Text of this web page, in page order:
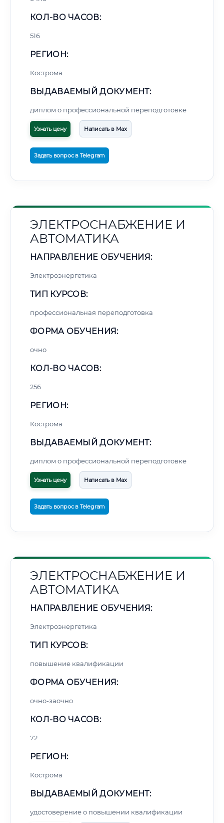
КОЛ-ВО ЧАСОВ:
516
РЕГИОН:
Кострома
ВЫДАВАЕМЫЙ ДОКУМЕНТ:
диплом о профессиональной переподготовке
Узнать цену Написать в Max
Задать вопрос в Telegram
ЭЛЕКТРОСНАБЖЕНИЕ И
АВТОМАТИКА
НАПРАВЛЕНИЕ ОБУЧЕНИЯ:
Электроэнергетика
ТИП КУРСОВ:
профессиональная переподготовка
ФОРМА ОБУЧЕНИЯ:
очно
КОЛ-ВО ЧАСОВ:
256
РЕГИОН:
Кострома
ВЫДАВАЕМЫЙ ДОКУМЕНТ:
диплом о профессиональной переподготовке
Узнать цену Написать в Max
Задать вопрос в Telegram
ЭЛЕКТРОСНАБЖЕНИЕ И
АВТОМАТИКА
НАПРАВЛЕНИЕ ОБУЧЕНИЯ:
Электроэнергетика
ТИП КУРСОВ:
повышение квалификации
ФОРМА ОБУЧЕНИЯ:
очно-заочно
КОЛ-ВО ЧАСОВ:
72
РЕГИОН:
Кострома
ВЫДАВАЕМЫЙ ДОКУМЕНТ:
удостоверение о повышении квалификации